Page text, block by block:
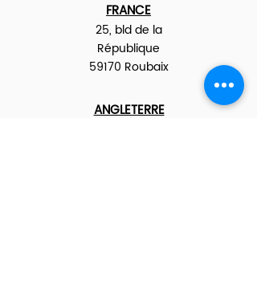
FRANCE
25, bld de la
République
59170 Roubaix
ANGLETERRE